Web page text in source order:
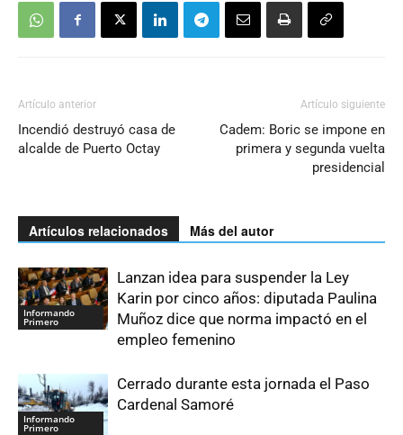
Artículo anterior
Incendió destruyó casa de
alcalde de Puerto Octay
Artículo siguiente
Cadem: Boric se impone en
primera y segunda vuelta
presidencial
Artículos relacionados Más del autor
Informando
Primero
Lanzan idea para suspender la Ley
Karin por cinco años: diputada Paulina
Muñoz dice que norma impactó en el
empleo femenino
Informando
Primero
Cerrado durante esta jornada el Paso
Cardenal Samoré